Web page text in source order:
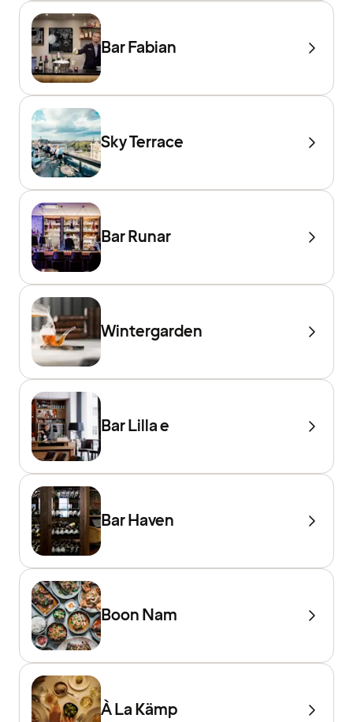
Bar Fabian
Sky Terrace
Bar Runar
Wintergarden
Bar Lilla e
Bar Haven
Boon Nam
À La Kämp